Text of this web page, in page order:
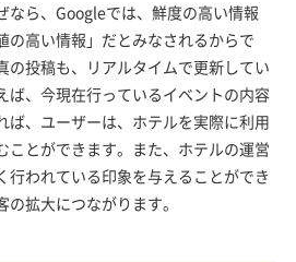
なら、Googleでは、鮮度の高い情報
の高い情報」だとみなされるからで
の投稿も、リアルタイムで更新してい
ば、今現在行っているイベントの内容
ば、ユーザーは、ホテルを実際に利用
ことができます。また、ホテルの運営
行われている印象を与えることができ
拡大につながります。